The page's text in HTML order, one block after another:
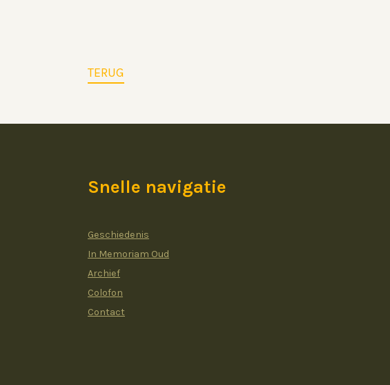
TERUG
Snelle navigatie
Geschiedenis
In Memoriam Oud
Archief
Colofon
Contact